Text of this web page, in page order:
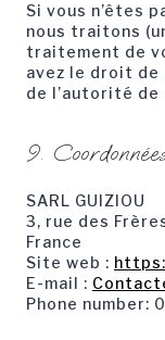
Si vous n’êtes
nous traitons
traitement de
avez le droit de
de l’autorité
9.
SARL GUIZIOU
3, rue des
France
Site web :
E-mail :
Phone number: